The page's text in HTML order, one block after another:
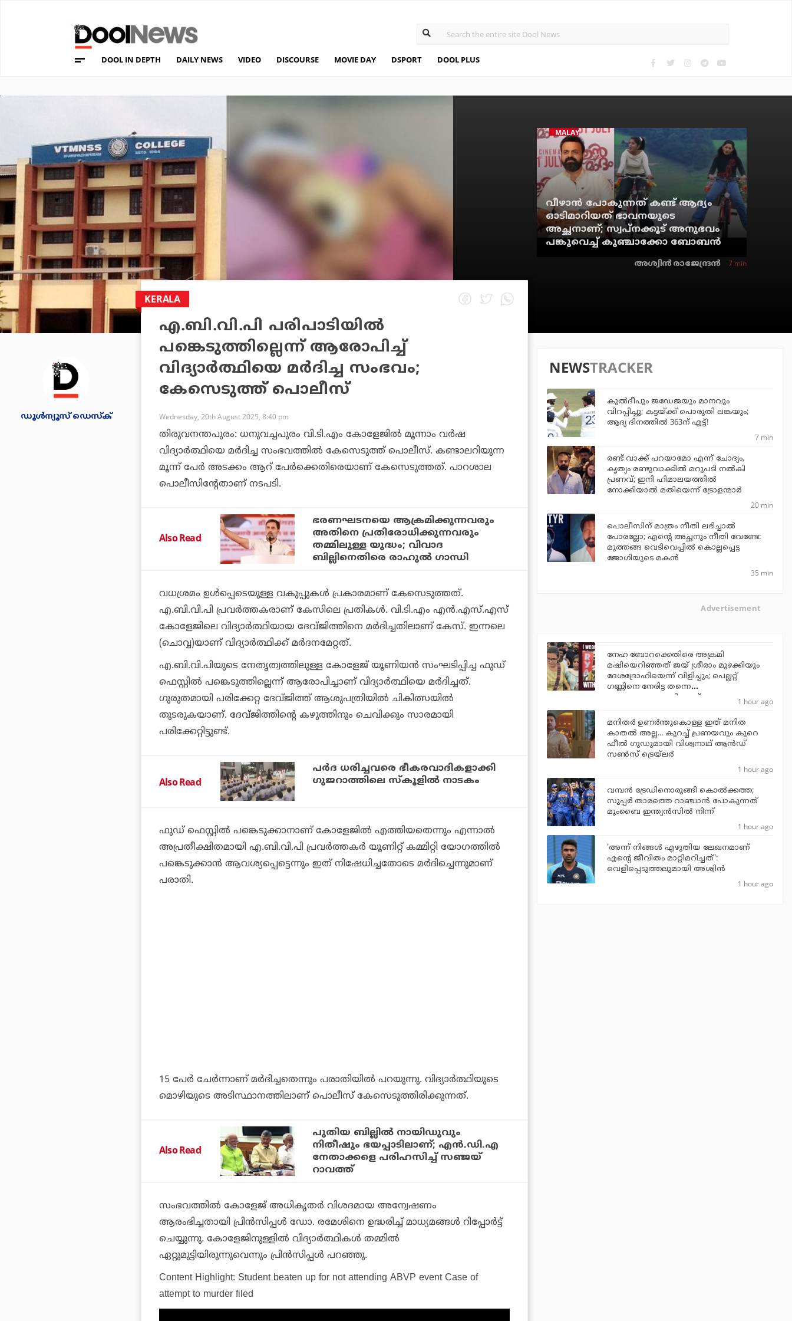
DOOL IN DEPTH DAILY NEWS VIDEO DISCOURSE MOVIE DAY DSPORT DOOL PLUS
MALAYALAM CINEMA
വീഴാന്‍ പോകുന്നത് കണ്ട് ആദ്യം
ഓടിമാറിയത് ഭാവനയുടെ
അച്ഛനാണ്; സ്വപ്‌നക്കൂട് അനുഭവം
പങ്കുവെച്ച് കുഞ്ചാക്കോ ബോബന്‍
അശ്വിന്‍ രാജേന്ദ്രന്‍ 7 min
ഡൂള്‍ന്യൂസ് ഡെസ്‌ക്
KERALA
എ.ബി.വി.പി പരിപാടിയില്‍
പങ്കെടുത്തില്ലെന്ന് ആരോപിച്ച്
വിദ്യാര്‍ത്ഥിയെ മര്‍ദിച്ച സംഭവം;
കേസെടുത്ത് പൊലീസ്
Wednesday, 20th August 2025, 8:40 pm
തിരുവനന്തപുരം: ധനുവച്ചപുരം വി.ടി.എം കോളേജില്‍ മൂന്നാം വര്‍ഷ
വിദ്യാര്‍ത്ഥിയെ മര്‍ദിച്ച സംഭവത്തില്‍ കേസെടുത്ത് പൊലീസ്. കണ്ടാലറിയുന്ന
മൂന്ന് പേര്‍ അടക്കം ആറ് പേര്‍ക്കെതിരെയാണ് കേസെടുത്തത്. പാറശാല
പൊലീസിന്റേതാണ് നടപടി.
Also Read
ഭരണഘടനയെ ആക്രമിക്കുന്നവരും
അതിനെ പ്രതിരോധിക്കുന്നവരും
തമ്മിലുള്ള യുദ്ധം; വിവാദ
ബില്ലിനെതിരെ രാഹുല്‍ ഗാന്ധി
വധശ്രമം ഉള്‍പ്പെടെയുള്ള വകുപ്പുകള്‍ പ്രകാരമാണ് കേസെടുത്തത്.
എ.ബി.വി.പി പ്രവര്‍ത്തകരാണ് കേസിലെ പ്രതികൾ. വി.ടി.എം എന്‍.എസ്.എസ്
കോളേജിലെ വിദ്യാര്‍ത്ഥിയായ ദേവ്ജിത്തിനെ മര്‍ദിച്ചതിലാണ് കേസ്. ഇന്നലെ
(ചൊവ്വ)യാണ് വിദ്യാര്‍ത്ഥിക്ക് മര്‍ദനമേറ്റത്.
എ.ബി.വി.പിയുടെ നേതൃത്വത്തിലുള്ള കോളേജ് യൂണിയന്‍ സംഘടിപ്പിച്ച ഫുഡ്
ഫെസ്റ്റില്‍ പങ്കെടുത്തില്ലെന്ന് ആരോപിച്ചാണ് വിദ്യാര്‍ത്ഥിയെ മര്‍ദിച്ചത്.
ഗുരുതമായി പരിക്കേറ്റ ദേവ്ജിത്ത് ആശുപത്രിയില്‍ ചികിത്സയില്‍
തുടരുകയാണ്. ദേവ്ജിത്തിന്റെ കഴുത്തിനും ചെവിക്കും സാരമായി
പരിക്കേറ്റിട്ടുണ്ട്.
Also Read
പര്‍ദ ധരിച്ചവരെ ഭീകരവാദികളാക്കി
ഗുജറാത്തിലെ സ്‌കൂളില്‍ നാടകം
ഫുഡ് ഫെസ്റ്റില്‍ പങ്കെടുക്കാനാണ് കോളേജില്‍ എത്തിയതെന്നും എന്നാല്‍
അപ്രതീക്ഷിതമായി എ.ബി.വി.പി പ്രവര്‍ത്തകര്‍ യൂണിറ്റ് കമ്മിറ്റി യോഗത്തില്‍
പങ്കെടുക്കാന്‍ ആവശ്യപ്പെട്ടെന്നും ഇത് നിഷേധിച്ചതോടെ മര്‍ദിച്ചെന്നുമാണ്
പരാതി.
15 പേര്‍ ചേര്‍ന്നാണ് മര്‍ദിച്ചതെന്നും പരാതിയില്‍ പറയുന്നു. വിദ്യാര്‍ത്ഥിയുടെ
മൊഴിയുടെ അടിസ്ഥാനത്തിലാണ് പൊലീസ് കേസെടുത്തിരിക്കുന്നത്.
Also Read
പുതിയ ബില്ലിൽ നായിഡുവും
നിതീഷും ഭയപ്പാടിലാണ്; എന്‍.ഡി.എ
നേതാക്കളെ പരിഹസിച്ച് സഞ്ജയ്
റാവത്ത്
സംഭവത്തില്‍ കോളേജ് അധികൃതര്‍ വിശദമായ അന്വേഷണം
ആരംഭിച്ചതായി പ്രിന്‍സിപ്പള്‍ ഡോ. രമേശിനെ ഉദ്ധരിച്ച് മാധ്യമങ്ങൾ റിപ്പോർട്ട്
ചെയ്യുന്നു. കോളേജിനുള്ളില്‍ വിദ്യാര്‍ത്ഥികള്‍ തമ്മില്‍
ഏറ്റുമുട്ടിയിരുന്നുവെന്നും പ്രിന്‍സിപ്പള്‍ പറഞ്ഞു.
Content Highlight: Student beaten up for not attending ABVP event Case of
attempt to murder filed
NEWSTRACKER
കുല്‍ദീപും ജഡേജയും മാനവും
വിറപ്പിച്ചു; കട്ടയ്ക്ക് പൊരുതി ലങ്കയും;
ആദ്യ ദിനത്തില്‍ 363ന് എട്ട്!
7 min
രണ്ട് വാക്ക് പറയാമോ എന്ന് ചോദ്യം,
കൃത്യം രണ്ടുവാക്കില്‍ മറുപടി നല്‍കി
പ്രണവ്; ഇനി ഹിമാലയത്തില്‍
നോക്കിയാല്‍ മതിയെന്ന് ട്രോളന്മാര്‍
20 min
പൊലീസിന് മാത്രം നീതി ലഭിച്ചാല്‍
പോരല്ലോ; എന്റെ അച്ഛനും നീതി വേണ്ടേ:
മുത്തങ്ങ വെടിവെപ്പില്‍ കൊല്ലപ്പെട്ട
ജോഗിയുടെ മകന്‍
35 min
Advertisement
നേഹ ബോറക്കെതിരെ അക്രമി
മഷിയെറിഞ്ഞത് ജയ് ശ്രീരാം മുഴക്കിയും
ദേശദ്രോഹിയെന്ന് വിളിച്ചും; പെല്ലറ്റ്
ഗണ്ണിനെ നേരിട്ട തന്നെ
ഭയപ്പെടുത്താനാവില്ലെന്ന് നേഹ
1 hour ago
മനിതര്‍ ഉണര്‍ന്തുകൊള്ള ഇത് മനിത
കാതല്‍ അല്ല... കുറച്ച് പ്രണയവും കുറെ
ഫീല്‍ ഗുഡുമായി വിശ്വനാഥ് ആന്‍ഡ്
സണ്‍സ് ട്രെയ്‌ലര്‍
1 hour ago
വമ്പന്‍ ട്രേഡിനൊരുങ്ങി കൊല്‍ക്കത്ത;
സൂപ്പര്‍ താരത്തെ റാഞ്ചാന്‍ പോകുന്നത്
മുംബൈ ഇന്ത്യന്‍സില്‍ നിന്ന്
1 hour ago
'അന്ന് നിങ്ങള്‍ എഴുതിയ ലേഖനമാണ്
എന്റെ ജീവിതം മാറ്റിമറിച്ചത്':
വെളിപ്പെടുത്തലുമായി അശ്വിന്‍
1 hour ago